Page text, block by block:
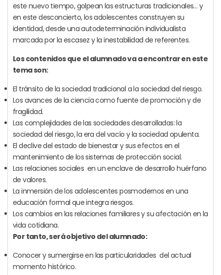
este nuevo tiempo, golpean las estructuras tradicionales… y
en este desconcierto, los adolescentes construyen su
identidad, desde una autodeterminación individualista
marcada por la escasez y la inestabilidad de referentes.
Los contenidos que el alumnado va a encontrar en este
tema son:
El tránsito de la sociedad tradicional a la sociedad del riesgo.
Los avances de la ciencia como fuente de promoción y de
fragilidad.
Las complejidades de las sociedades desarrolladas: la
sociedad del riesgo, la era del vacío y la sociedad opulenta.
El declive del estado de bienestar y sus efectos en el
mantenimiento de los sistemas de protección social.
Las relaciones sociales en un enclave de desarrollo huérfano
de valores.
La inmersión de los adolescentes posmodernos en una
educación formal que integra riesgos.
Los cambios en las relaciones familiares y su afectación en la
vida cotidiana.
Por tanto, será objetivo del alumnado:
Conocer y sumergirse en las particularidades del actual
momento histórico.